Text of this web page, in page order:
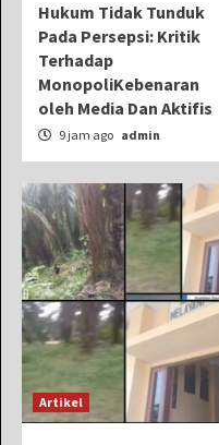
Hukum Tidak Tunduk
Pada Persepsi: Kritik
Terhadap
MonopoliKebenaran
oleh Media Dan Aktifis
9 jam ago admin
Artikel